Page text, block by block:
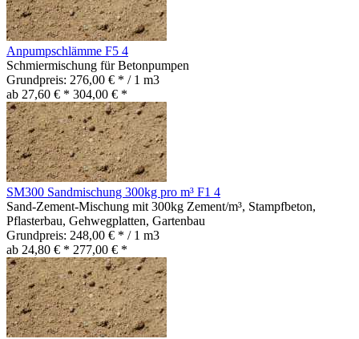
Anpumpschlämme F5 4
Schmiermischung für Betonpumpen
Grundpreis: 276,00 € * / 1 m3
ab 27,60 € * 304,00 € *
SM300 Sandmischung 300kg pro m³ F1 4
Sand-Zement-Mischung mit 300kg Zement/m³, Stampfbeton,
Pflasterbau, Gehwegplatten, Gartenbau
Grundpreis: 248,00 € * / 1 m3
ab 24,80 € * 277,00 € *